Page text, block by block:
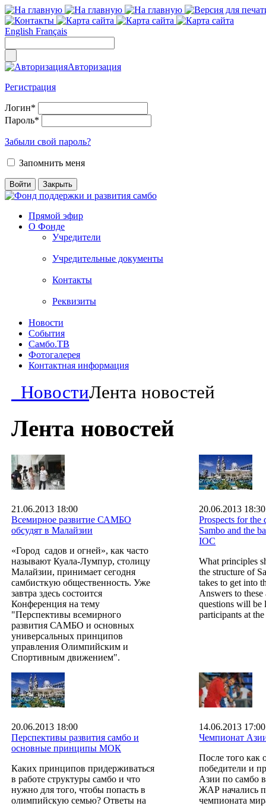
English Français
Авторизация
Регистрация
Логин*
Пароль*
Забыли свой пароль?
Запомнить меня
Прямой эфир
О Фонде
Учредители
Учредительные документы
Контакты
Реквизиты
Новости
События
Самбо.ТВ
Фотогалерея
Контактная информация
НовостиЛента новостей
Лента новостей
21.06.2013 18:00
Всемирное развитие САМБО
обсудят в Малайзии
«Город садов и огней», как часто
называют Куала-Лумпур, столицу
Малайзии, принимает сегодня
самбисткую общественность. Уже
завтра здесь состоится
Конференция на тему
"Перспективы всемирного
развития САМБО и основных
универсальных принципов
управления Олимпийским и
Спортивным движением".
20.06.2013 18:30
Prospects for the
Sambo and the
IOC
What principles
the structure of
takes to get into
Answers to
questions will be
participants at
20.06.2013 18:00
Перспективы развития самбо и
основные принципы МОК
Каких принципов придерживаться
в работе структуры самбо и что
нужно для того, чтобы попасть в
олимпийскую семью? Ответы на
14.06.2013 17:00
Чемпионат
После того как
победители и
Азии по самбо
ЖАР начались
чемпионата